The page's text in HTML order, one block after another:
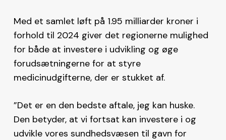
Med et samlet løft på 1.95 milliarder kroner i
forhold til 2024 giver det regionerne mulighed
for både at investere i udvikling og øge
forudsætningerne for at styre
medicinudgifterne, der er stukket af.
”Det er en den bedste aftale, jeg kan huske.
Den betyder, at vi fortsat kan investere i og
udvikle vores sundhedsvæsen til gavn for